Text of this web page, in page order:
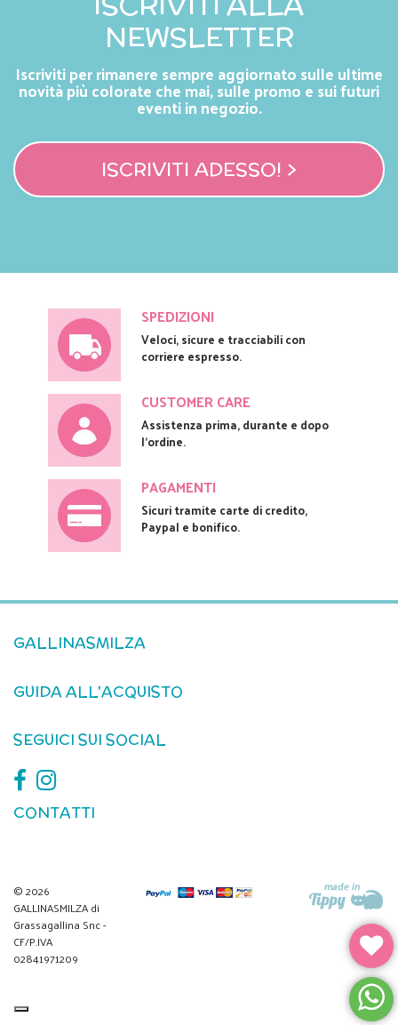
NEWSLETTER
Iscriviti per rimanere sempre aggiornato sulle ultime
novità più colorate che mai, sulle promo e sui futuri
eventi in negozio.
ISCRIVITI ADESSO! >
SPEDIZIONI
Veloci, sicure e tracciabili con
corriere espresso.
CUSTOMER CARE
Assistenza prima, durante e dopo
l'ordine.
PAGAMENTI
Sicuri tramite carte di credito,
Paypal e bonifico.
GALLINASMILZA
GUIDA ALL'ACQUISTO
SEGUICI SUI SOCIAL
CONTATTI
© 2026
GALLINASMILZA di
Grassagallina Snc -
CF/P.IVA
02841971209